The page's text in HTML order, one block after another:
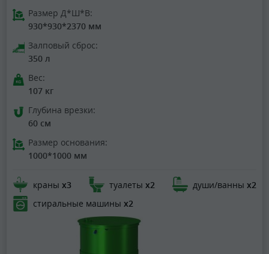
Размер Д*Ш*В:
930*930*2370 мм
Залповый сброс:
350 л
Вес:
107 кг
Глубина врезки:
60 см
Размер основания:
1000*1000 мм
краны х3 туалеты х2 души/ванны х2
стиральные машины х2